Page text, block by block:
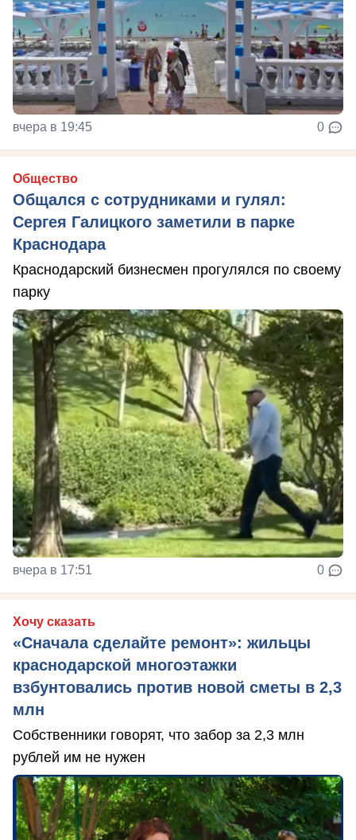
вчера в 19:45 0
Общество
Общался с сотрудниками и гулял:
Сергея Галицкого заметили в парке
Краснодара
Краснодарский бизнесмен прогулялся по своему
парку
вчера в 17:51 0
Хочу сказать
«Сначала сделайте ремонт»: жильцы
краснодарской многоэтажки
взбунтовались против новой сметы в 2,3
млн
Собственники говорят, что забор за 2,3 млн
рублей им не нужен